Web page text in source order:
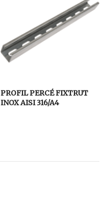
PROFIL PERCÉ FIXTRUT
INOX AISI 316/A4